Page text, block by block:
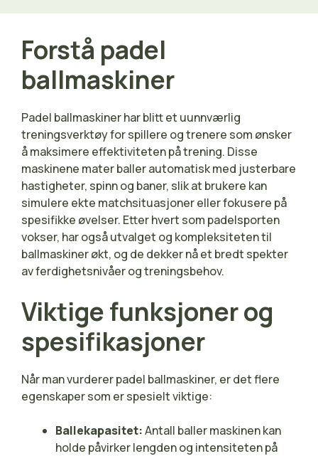
Forstå padel
ballmaskiner
Padel ballmaskiner har blitt et uunnværlig
treningsverktøy for spillere og trenere som ønsker
å maksimere effektiviteten på trening. Disse
maskinene mater baller automatisk med justerbare
hastigheter, spinn og baner, slik at brukere kan
simulere ekte matchsituasjoner eller fokusere på
spesifikke øvelser. Etter hvert som padelsporten
vokser, har også utvalget og kompleksiteten til
ballmaskiner økt, og de dekker nå et bredt spekter
av ferdighetsnivåer og treningsbehov.
Viktige funksjoner og
spesifikasjoner
Når man vurderer padel ballmaskiner, er det flere
egenskaper som er spesielt viktige:
Ballekapasitet:Antall baller maskinen kan
holde påvirker lengden og intensiteten på